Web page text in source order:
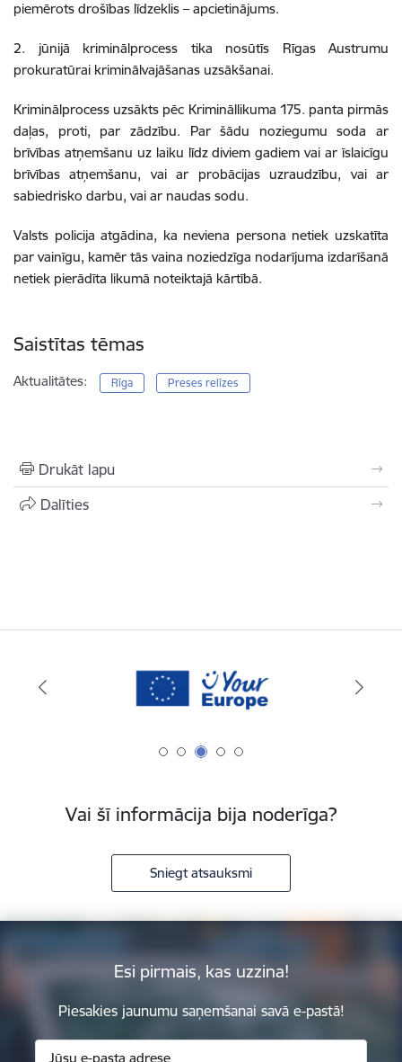
piemērots drošības līdzeklis – apcietinājums.
2. jūnijā kriminālprocess tika nosūtīs Rīgas Austrumu
prokuratūrai kriminālvajāšanas uzsākšanai.
Kriminālprocess uzsākts pēc Krimināllikuma 175. panta pirmās
daļas, proti, par zādzību. Par šādu noziegumu soda ar
brīvības atņemšanu uz laiku līdz diviem gadiem vai ar īslaicīgu
brīvības atņemšanu, vai ar probācijas uzraudzību, vai ar
sabiedrisko darbu, vai ar naudas sodu.
Valsts policija atgādina, ka neviena persona netiek uzskatīta
par vainīgu, kamēr tās vaina noziedzīga nodarījuma izdarīšanā
netiek pierādīta likumā noteiktajā kārtībā.
Saistītas tēmas
Aktualitātes: Rīga Preses relīzes
Drukāt lapu
Dalīties
Vai šī informācija bija noderīga?
Sniegt atsauksmi
Esi pirmais, kas uzzina!
Piesakies jaunumu saņemšanai savā e-pastā!